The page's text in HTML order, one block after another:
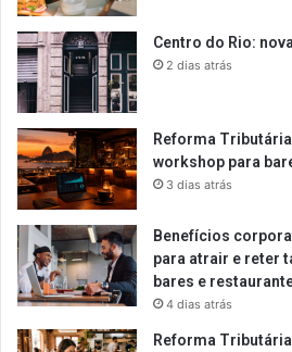
Centro do Rio:
2 dias atrás
Reforma
workshop para
3 dias atrás
Benefícios
para atrair e reter
bares e
4 dias atrás
Reforma